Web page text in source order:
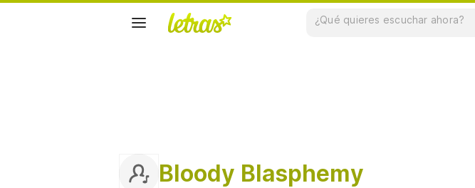
Bloody Blasphemy